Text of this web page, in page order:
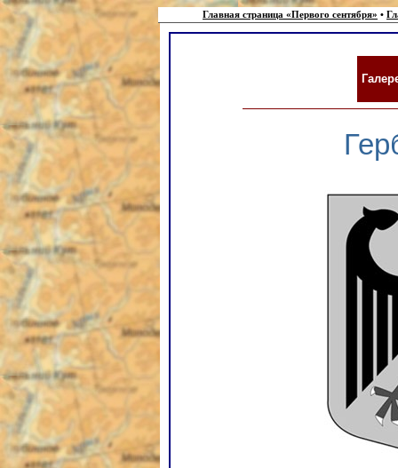
Главная страница «Первого сентября» •